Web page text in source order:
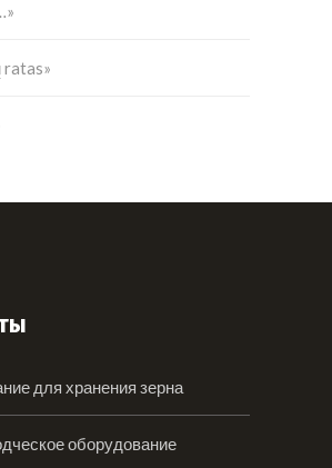
ratas»
для хранения зерна
оборудование